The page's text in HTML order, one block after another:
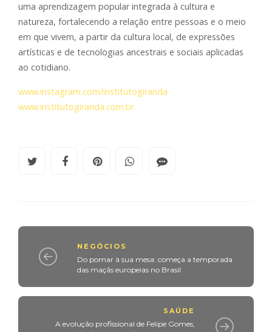
uma aprendizagem popular integrada à cultura e
natureza, fortalecendo a relação entre pessoas e o meio
em que vivem, a partir da cultura local, de expressões
artísticas e de tecnologias ancestrais e sociais aplicadas
ao cotidiano.
www.instagram.com/institutogiranda
www.institutogiranda.com.br
NEGÓCIOS
Do pomar à sua mesa: começa a temporada
das maçãs europeias no Brasil
SAÚDE
A evolução profissional de Felipe Gomes,